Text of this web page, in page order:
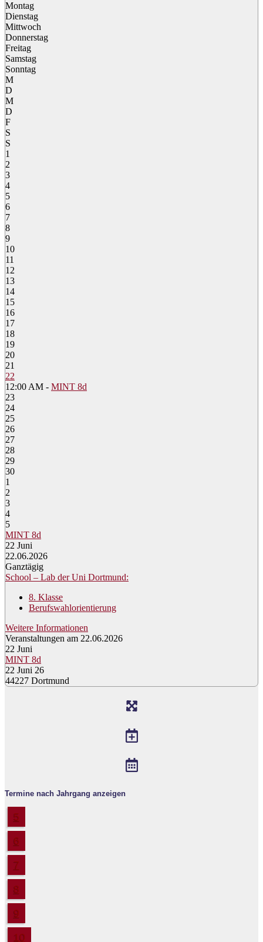
Montag
Dienstag
Mittwoch
Donnerstag
Freitag
Samstag
Sonntag
M
D
M
D
F
S
S
1
2
3
4
5
6
7
8
9
10
11
12
13
14
15
16
17
18
19
20
21
22
12:00 AM - MINT 8d
23
24
25
26
27
28
29
30
1
2
3
4
5
MINT 8d
22 Juni
22.06.2026
Ganztägig
School – Lab der Uni Dortmund:
8. Klasse
Berufswahlorientierung
Weitere Informationen
Veranstaltungen am 22.06.2026
22 Juni
MINT 8d
22 Juni 26
44227 Dortmund
Termine nach Jahrgang anzeigen
5
6
7
8
9
10